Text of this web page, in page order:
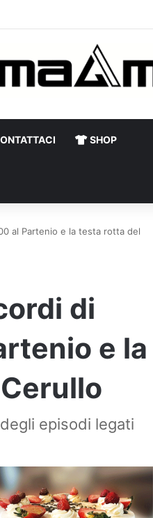
sulla formazione granata
SHOP
al Partenio e la testa rotta del
di
e la
episodi legati